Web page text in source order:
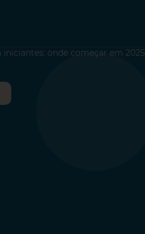
onde começar em 2025